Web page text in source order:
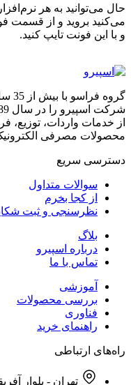
حال می‌توانید به هر
می‌کنید بروید و از قسمت
و با این فونت تایپ کنید.
از خدمات واردات،
محصولات مصرفی الکترونیک
دسترسی‌ سریع
سوالات متداول
از کجا بخرم
نظرسنجی و ثبت
بلاگ
درباره اسپیرو
تماس با ما
آموزشی
بررسی محصولات
فناوری
راهنمای خرید
راه‌های ارتباطی
تهران - بلوار